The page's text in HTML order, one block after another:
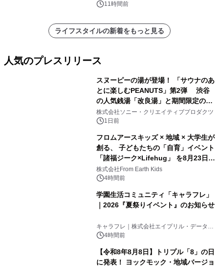
11時間前
ライフスタイルの新着をもっと見る
人気のプレスリリース
スヌーピーの湯が登場！ 「サウナのあ
とに楽しむPEANUTS」第2弾 渋谷
の人気銭湯「改良湯」と期間限定のコ
ラボレーション サウナイキタイコラ
ボグッズも発売決定！
株式会社ソニー・クリエイティブプロダクツ
1日前
フロムアースキッズ × 地域 × 大学生が
創る、 子どもたちの「自育」イベント
「諸福ジーク×Lifehug」 を8月23日
(日)開催
株式会社From Earth Kids
4時間前
学園生活コミュニティ「キャラフレ」
｜2026『夏祭りイベント』のお知らせ
キャラフレ｜株式会社エイプリル・データ・
デザインズ
4時間前
【令和8年8月8日】トリプル「8」の日
に発表！ ヨックモック・地域バージョ